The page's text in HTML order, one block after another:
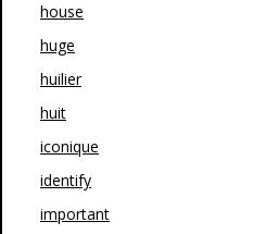
house
huge
huilier
huit
iconique
identify
important